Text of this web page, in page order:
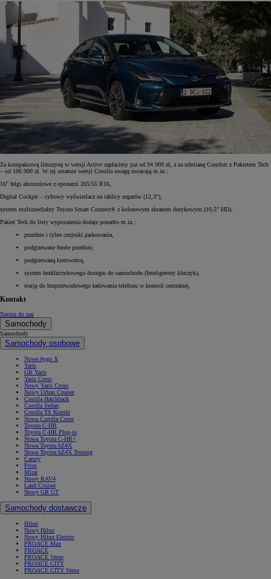
Za kompaktową limuzynę w wersji Active zapłacimy już od 94 900 zł, a za odmianę Comfort z Pakietem Tech
– od 106 900 zł. W tej ostatnie wersji Corolla uwagę zwracają m.in.:
16" felgi aluminiowe z oponami 205/55 R16,
Digital Cockpit – cyfrowy wyświetlacz na tablicy zegarów (12,3"),
system multimedialny Toyota Smart Connect® z kolorowym ekranem dotykowym (10,5" HD).
Pakiet Tech do listy wyposażenia dodaje ponadto m.in.:
przednie i tylne czujniki parkowania,
podgrzewane fotele przednie,
podgrzewaną kierownicę,
system bezkluczykowego dostępu do samochodu (Inteligentny kluczyk),
stację do bezprzewodowego ładowania telefonu w konsoli centralnej.
Kontakt
Napisz do nas
Samochody
Samochody
Samochody osobowe
Nowe Aygo X
Yaris
GR Yaris
Yaris Cross
Nowy Yaris Cross
Nowy Urban Cruiser
Corolla Hatchback
Corolla Sedan
Corolla TS Kombi
Nowa Corolla Cross
Toyota C-HR
Toyota C-HR Plug-in
Nowa Toyota C-HR+
Nowa Toyota bZ4X
Nowa Toyota bZ4X Touring
Camry
Prius
Mirai
Nowy RAV4
Land Cruiser
Nowy GR GT
Samochody dostawcze
Hilux
Nowy Hilux
Nowy Hilux Electric
PROACE Max
PROACE
PROACE Verso
PROACE CITY
PROACE CITY Verso